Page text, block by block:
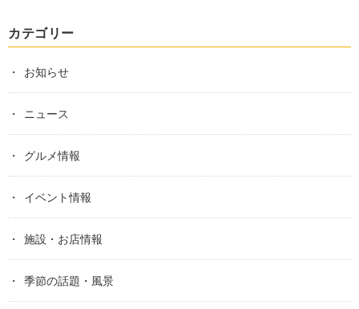
カテゴリー
お知らせ
ニュース
グルメ情報
イベント情報
施設・お店情報
季節の話題・風景